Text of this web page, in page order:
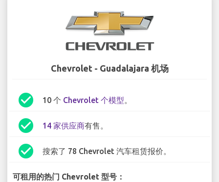
Chevrolet - Guadalajara 机场
check_circle 10 个 Chevrolet 个模型。
check_circle 14 家供应商有售。
check_circle 搜索了 78 Chevrolet 汽车租赁报价。
可租用的热门 Chevrolet 型号：